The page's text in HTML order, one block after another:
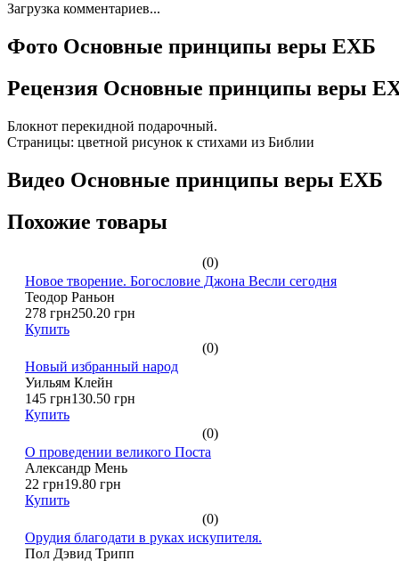
Загрузка комментариев...
Фото Основные принципы веры ЕХБ
Рецензия Основные принципы веры
Блокнот перекидной подарочный.
Страницы: цветной рисунок к стихами из Библии
Видео Основные принципы веры ЕХБ
Похожие товары
(0)
Новое творение. Богословие Джона Весли сегодня
Теодор Раньон
278 грн250.20 грн
Купить
(0)
Новый избранный народ
Уильям Клейн
145 грн130.50 грн
Купить
(0)
О проведении великого Поста
Александр Мень
22 грн19.80 грн
Купить
(0)
Орудия благодати в руках искупителя.
Пол Дэвид Трипп